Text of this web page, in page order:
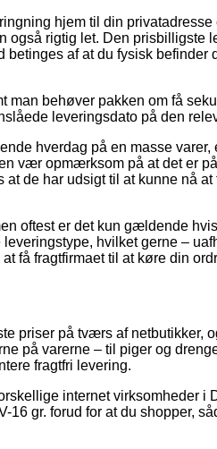
hjem til din privatadresse
også rigtig let. Den prisbilligste
af at du fysisk befinder
behøver pakken om få
leveringsdato på den
hverdag på en masse varer,
vær opmærksom på at det er
de har udsigt til at kunne nå at
oftest er det kun gældende
hvilket gerne –
få fragtfirmaet til at køre din
priser på tværs af netbutikker,
på varerne – til piger og
fragtfri levering.
internet virksomheder i
gr. forud for at du shopper,